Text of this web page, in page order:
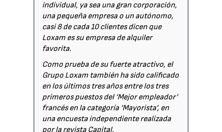
individual, ya sea una gran corporación,
una pequeña empresa o un autónomo,
casi 8 de cada 10 clientes dicen que
Loxam es su empresa de alquiler
favorita.
Como prueba de su fuerte atractivo, el
Grupo Loxam también ha sido calificado
en los últimos tres años entre los tres
primeros puestos del ‘Mejor empleador’
francés en la categoría ‘Mayorista’, en
una encuesta independiente realizada
por la revista Capital.